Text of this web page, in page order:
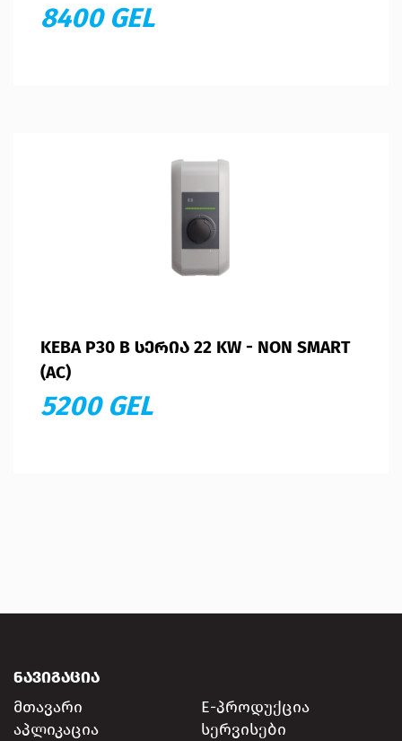
8400 GEL
KEBA P30 B ᲡᲔᲠᲘᲐ 22 KW - NON SMART
(AC)
5200 GEL
ᲜᲐᲕᲘᲒᲐᲪᲘᲐ
მთავარი
E-პროდუქცია
აპლიკაცია
სერვისები